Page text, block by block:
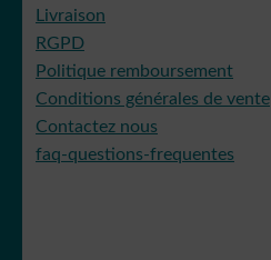
Livraison
RGPD
Politique remboursement
Conditions générales de vente
Contactez nous
faq-questions-frequentes